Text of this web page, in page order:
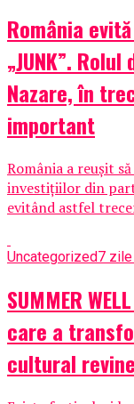
România
„JUNK”.
Nazare, în
important
România a reușit
investițiilor din
evitând astfel
Uncategorized7
SUMMER
care a
cultural